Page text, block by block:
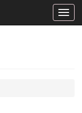
Toggle